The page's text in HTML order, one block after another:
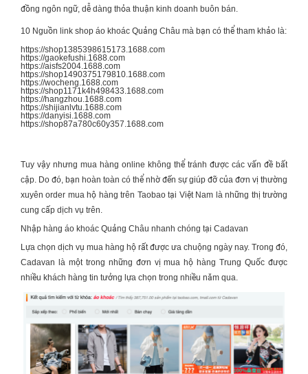
đồng ngôn ngữ, dễ dàng thỏa thuận kinh doanh buôn bán.
10 Nguồn link shop áo khoác Quảng Châu mà bạn có thể tham khảo là:
https://shop1385398615173.1688.com
https://gaokefushi.1688.com
https://aisfs2004.1688.com
https://shop1490375179810.1688.com
https://wocheng.1688.com
https://shop1171k4h498433.1688.com
https://hangzhou.1688.com
https://shijianlvtu.1688.com
https://danyisi.1688.com
https://shop87a780c60y357.1688.com
Tuy vậy nhưng mua hàng online không thể tránh được các vấn đề bất
cập. Do đó, bạn hoàn toàn có thể nhờ đến sự giúp đỡ của đơn vị thường
xuyên order mua hộ hàng trên Taobao tại Việt Nam là những thị trường
cung cấp dịch vụ trên.
Nhập hàng áo khoác Quảng Châu nhanh chóng tại Cadavan
Lựa chọn dịch vụ mua hàng hộ rất được ưa chuộng ngày nay. Trong đó,
Cadavan là một trong những đơn vị mua hộ hàng Trung Quốc được
nhiều khách hàng tin tưởng lựa chọn trong nhiều năm qua.